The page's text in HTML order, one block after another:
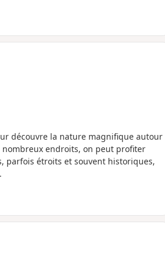
découvre la nature magnifique autour
endroits, on peut profiter
parfois étroits et souvent historiques,